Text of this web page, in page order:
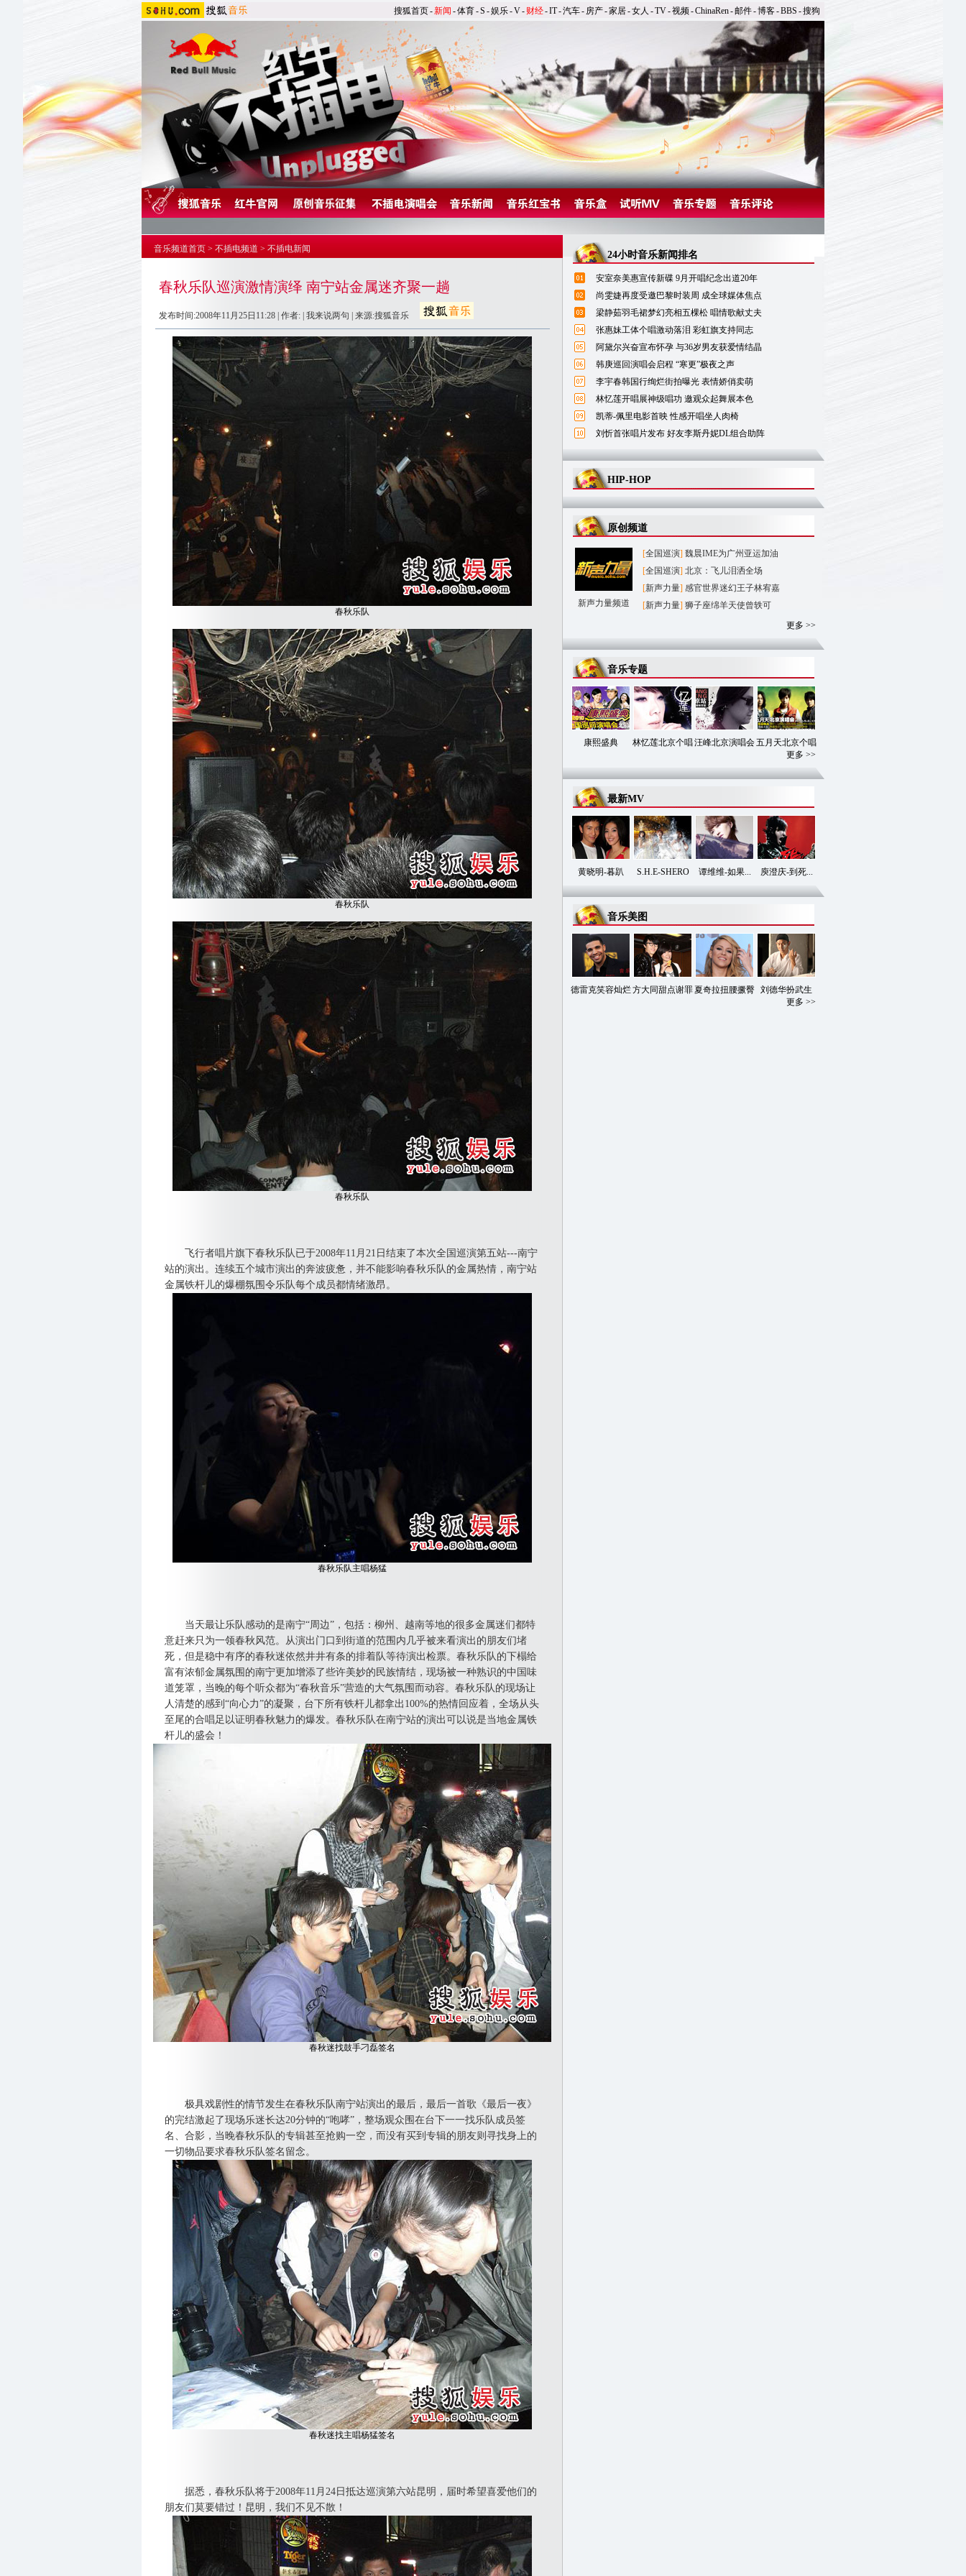
搜狐首页-新闻 -体育-S -娱乐-V- 财经-IT-汽车- 房产-家居-女人 -TV-视频-ChinaRen-邮件-博客-BBS -搜狗
音乐频道首页 > 不插电频道 > 不插电新闻
春秋乐队巡演激情演绎 南宁站金属迷齐聚一趟
发布时间:2008年11月25日11:28 | 作者: | 我来说两句 | 来源:搜狐音乐
春秋乐队
春秋乐队
春秋乐队
飞行者唱片旗下春秋乐队已于2008年11月21日结束了本次全国巡演第五站---南宁
站的演出。连续五个城市演出的奔波疲惫，并不能影响春秋乐队的金属热情，南宁站
金属铁杆儿的爆棚氛围令乐队每个成员都情绪激昂。
春秋乐队主唱杨猛
当天最让乐队感动的是南宁“周边”，包括：柳州、越南等地的很多金属迷们都特
意赶来只为一领春秋风范。从演出门口到街道的范围内几乎被来看演出的朋友们堵
死，但是稳中有序的春秋迷依然井井有条的排着队等待演出检票。春秋乐队的下榻给
富有浓郁金属氛围的南宁更加增添了些许美妙的民族情结，现场被一种熟识的中国味
道笼罩，当晚的每个听众都为“春秋音乐”营造的大气氛围而动容。春秋乐队的现场让
人清楚的感到“向心力”的凝聚，台下所有铁杆儿都拿出100%的热情回应着，全场从头
至尾的合唱足以证明春秋魅力的爆发。春秋乐队在南宁站的演出可以说是当地金属铁
杆儿的盛会！
春秋迷找鼓手刁磊签名
极具戏剧性的情节发生在春秋乐队南宁站演出的最后，最后一首歌《最后一夜》
的完结激起了现场乐迷长达20分钟的“咆哮”，整场观众围在台下一一找乐队成员签
名、合影，当晚春秋乐队的专辑甚至抢购一空，而没有买到专辑的朋友则寻找身上的
一切物品要求春秋乐队签名留念。
春秋迷找主唱杨猛签名
据悉，春秋乐队将于2008年11月24日抵达巡演第六站昆明，届时希望喜爱他们的
朋友们莫要错过！昆明，我们不见不散！
24小时音乐新闻排名
安室奈美惠宣传新碟 9月开唱纪念出道20年
尚雯婕再度受邀巴黎时装周 成全球媒体焦点
梁静茹羽毛裙梦幻亮相五棵松 唱情歌献丈夫
张惠妹工体个唱激动落泪 彩虹旗支持同志
阿黛尔兴奋宣布怀孕 与36岁男友获爱情结晶
韩庚巡回演唱会启程 “寒更”极夜之声
李宇春韩国行绚烂街拍曝光 表情娇俏卖萌
林忆莲开唱展神级唱功 邀观众起舞展本色
凯蒂-佩里电影首映 性感开唱坐人肉椅
刘忻首张唱片发布 好友李斯丹妮DL组合助阵
HIP-HOP
原创频道
新声力量频道
[全国巡演] 魏晨IME为广州亚运加油
[全国巡演] 北京：飞儿泪洒全场
[新声力量] 感官世界迷幻王子林宥嘉
[新声力量] 狮子座绵羊天使曾轶可
更多 >>
音乐专题
康熙盛典 林忆莲北京个唱汪峰北京演唱会五月天北京个唱
更多 >>
最新MV
黄晓明-暮趴 S.H.E-SHERO 谭维维-如果... 庾澄庆-到死...
音乐美图
德雷克笑容灿烂方大同甜点谢罪夏奇拉扭腰撅臀 刘德华扮武生
更多 >>